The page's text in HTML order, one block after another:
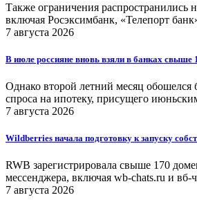
Также ограничения распространились
включая Росэксимбанк, «Телепорт
7 августа 2026
В июле россияне вновь взяли в банках свыше
Однако второй летний месяц обошелся
спроса на ипотеку, присущего
7 августа 2026
Wildberries начала подготовку к запуску
RWB зарегистрировала свыше 170
мессенджера, включая wb-chats.ru и вб-
7 августа 2026